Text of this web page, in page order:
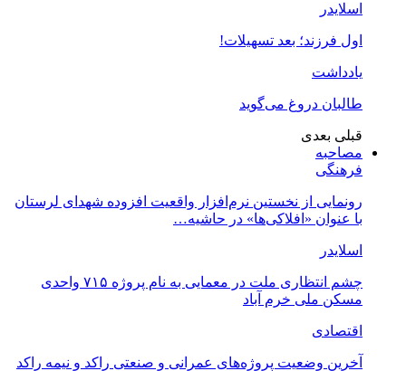
اسلایدر
اول فرزند؛ بعد تسهیلات!
یادداشت
طالبان دروغ می‌گوید
قبلی بعدی
مصاحبه
فرهنگی
رونمایی از نخستین نرم‌افزار واقعیت افزوده شهدای لرستان
با عنوان «افلاکی‌ها» در حاشیه…
اسلایدر
چشم انتظاری ملت در معمایی به نام پروژه ۷۱۵ واحدی
مسکن ملی خرم آباد
اقتصادی
آخرین وضعیت پروژه‌های عمرانی و صنعتی راکد و نیمه راکد